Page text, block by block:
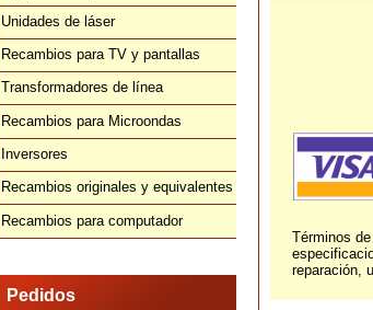
Unidades de láser
Recambios para TV y pantallas
Transformadores de línea
Recambios para Microondas
Inversores
Recambios originales y equivalentes
Recambios para computador
Pedidos
Términos
reparación,